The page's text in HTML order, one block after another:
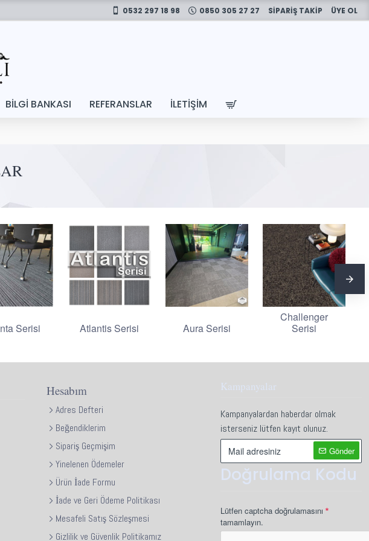
0532 297 18 98 0850 305 27 27 SİPARİŞ TAKİP ÜYE OL
BILGI BANKASI REFERANSLAR İLETIŞIM
Serisi Atlantis Serisi Aura Serisi
Challenger
Serisi
Hesabım
Adres Defteri
Beğendiklerim
Sipariş Geçmişim
Yinelenen Ödemeler
Ürün İade Formu
İade ve Geri Ödeme Politikası
Mesafeli Satış Sözleşmesi
Gizlilik ve Güvenlik Politikamız
Kampanyalar
Kampanyalardan haberdar olmak
isterseniz lütfen kayıt olunuz.
Gönder
Doğrulama Kodu
Lütfen captcha doğrulamasını
tamamlayın.